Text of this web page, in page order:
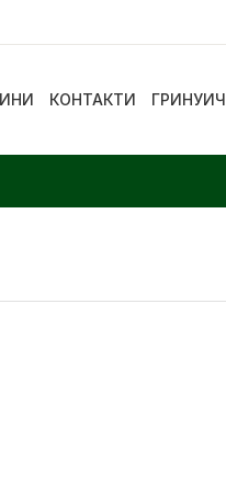
КОНТАКТИ ГРИНУИЧ